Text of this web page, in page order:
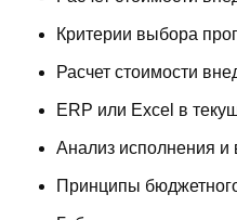
Критерии выбора
Расчет стоимости
ERP или Excel в
Анализ исполнения и
Принципы